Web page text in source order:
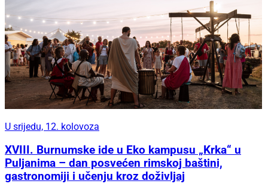
U srijedu, 12. kolovoza
XVIII. Burnumske ide u Eko kampusu „Krka“ u
Puljanima – dan posvećen rimskoj baštini,
gastronomiji i učenju kroz doživljaj